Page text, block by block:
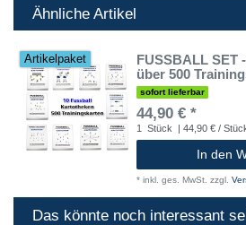
Ähnliche Artikel
Artikelpaket
FUSSBALL SET
über 500
sofort lieferbar
44,90 € *
1 Stück | 44,90 € /
In den
* inkl. ges. MwSt. zzgl.
Das könnte noch interessant